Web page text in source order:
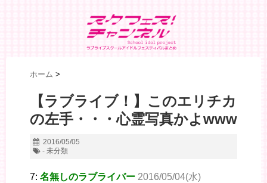
ホーム >
【ラブライブ！】このエリチカ
の左手・・・心霊写真かよwww
2016/05/05
- 未分類
7: 名無しのラブライバー 2016/05/04(水)